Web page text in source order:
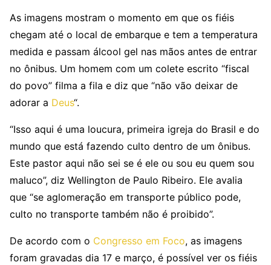
As imagens mostram o momento em que os fiéis
chegam até o local de embarque e tem a temperatura
medida e passam álcool gel nas mãos antes de entrar
no ônibus. Um homem com um colete escrito “fiscal
do povo” filma a fila e diz que “não vão deixar de
adorar a Deus“.
“Isso aqui é uma loucura, primeira igreja do Brasil e do
mundo que está fazendo culto dentro de um ônibus.
Este pastor aqui não sei se é ele ou sou eu quem sou
maluco”, diz Wellington de Paulo Ribeiro. Ele avalia
que “se aglomeração em transporte público pode,
culto no transporte também não é proibido”.
De acordo com o Congresso em Foco, as imagens
foram gravadas dia 17 e março, é possível ver os fiéis